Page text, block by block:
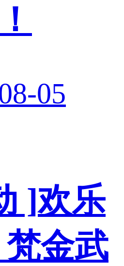
05
]欢乐
金武